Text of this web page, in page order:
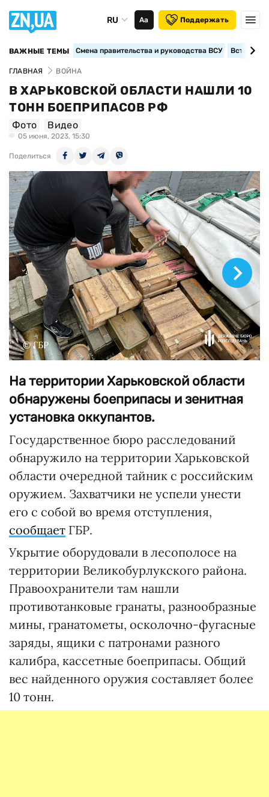
RU Аа Поддержать
ВАЖНЫЕ ТЕМЫ Смена правительства и руководства ВСУ
ГЛАВНАЯ ВОЙНА
В ХАРЬКОВСКОЙ ОБЛАСТИ НАШЛИ 10
ТОНН БОЕПРИПАСОВ РФ
Фото Видео
05 июня, 2023, 15:30
Поделиться
© ГБР
На территории Харьковской области
обнаружены боеприпасы и зенитная
установка оккупантов.
Государственное бюро расследований
обнаружило на территории Харьковской
области очередной тайник с российским
оружием. Захватчики не успели унести
его с собой во время отступления,
сообщает ГБР.
Укрытие оборудовали в лесополосе на
территории Великобурлукского района.
Правоохранители там нашли
противотанковые гранаты, разнообразные
мины, гранатометы, осколочно-фугасные
заряды, ящики с патронами разного
калибра, кассетные боеприпасы. Общий
вес найденного оружия составляет более
10 тонн.